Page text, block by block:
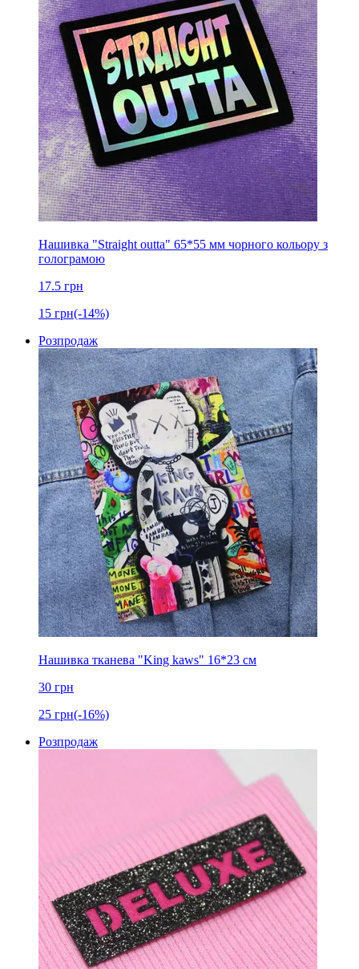
Нашивка "Straight outta" 65*55 мм чорного кольору з
голограмою
17.5 грн
15 грн(-14%)
Розпродаж
Нашивка тканева "King kaws" 16*23 см
30 грн
25 грн(-16%)
Розпродаж